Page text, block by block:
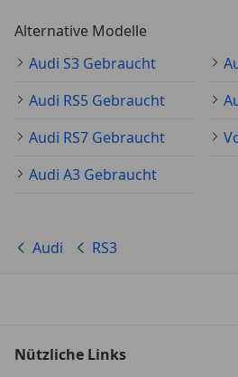
Alternative Modelle
Audi S3 Gebraucht
Audi RS5 Gebraucht
Audi RS7 Gebraucht
Audi A3 Gebraucht
Audi RS3
Nützliche Links